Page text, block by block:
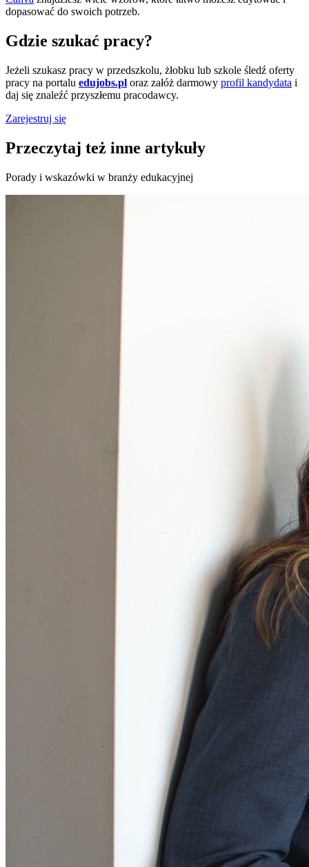
dopasować do swoich potrzeb.
Gdzie szukać pracy?
Jeżeli szukasz pracy w przedszkolu, żłobku lub szkole śledź oferty
pracy na portalu edujobs.pl oraz załóż darmowy profil kandydata i
daj się znaleźć przyszłemu pracodawcy.
Zarejestruj się
Przeczytaj też inne artykuły
Porady i wskazówki w branży edukacyjnej